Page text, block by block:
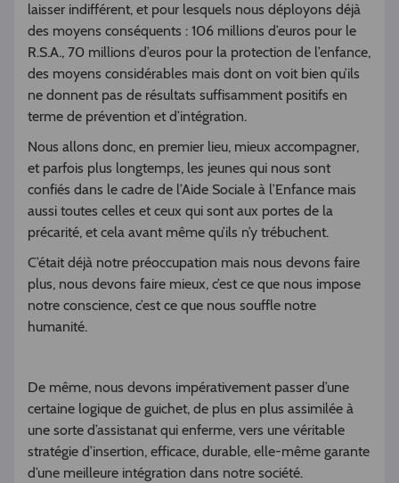
laisser indifférent, et pour lesquels nous déployons déjà
des moyens conséquents : 106 millions d’euros pour le
R.S.A., 70 millions d’euros pour la protection de l’enfance,
des moyens considérables mais dont on voit bien qu’ils
ne donnent pas de résultats suffisamment positifs en
terme de prévention et d’intégration.
Nous allons donc, en premier lieu, mieux accompagner,
et parfois plus longtemps, les jeunes qui nous sont
confiés dans le cadre de l’Aide Sociale à l’Enfance mais
aussi toutes celles et ceux qui sont aux portes de la
précarité, et cela avant même qu’ils n’y trébuchent.
C’était déjà notre préoccupation mais nous devons faire
plus, nous devons faire mieux, c’est ce que nous impose
notre conscience, c’est ce que nous souffle notre
humanité.
De même, nous devons impérativement passer d’une
certaine logique de guichet, de plus en plus assimilée à
une sorte d’assistanat qui enferme, vers une véritable
stratégie d’insertion, efficace, durable, elle-même garante
d’une meilleure intégration dans notre société.